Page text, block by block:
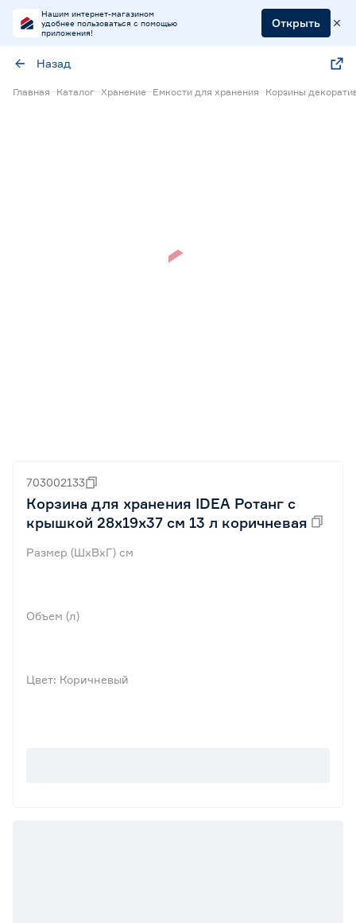
Нашим интернет-магазином
удобнее пользоваться с помощью
приложения!
Открыть
Назад
Главная Каталог Хранение Емкости для хранения Корзины
703002133
Корзина для хранения IDEA Ротанг с
крышкой 28x19x37 см 13 л коричневая
Размер (ШхВхГ) см
Объем (л)
Цвет: Коричневый